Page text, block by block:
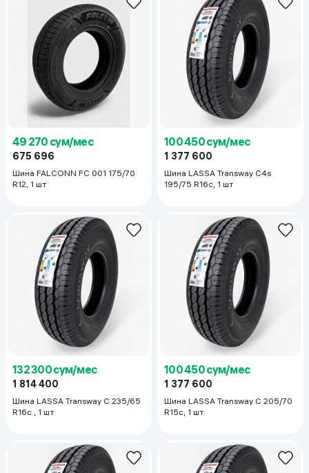
49 270 сум/мес
675 696
Шина FALCONN FC 001 175/70
R12, 1 шт
100 450 сум/мес
1 377 600
Шина LASSA Transway C4s
195/75 R16с, 1 шт
132 300 сум/мес
1 814 400
Шина LASSA Transway C 235/65
R16с , 1 шт
100 450 сум/мес
1 377 600
Шина LASSA Transway C 205/70
R15c, 1 шт